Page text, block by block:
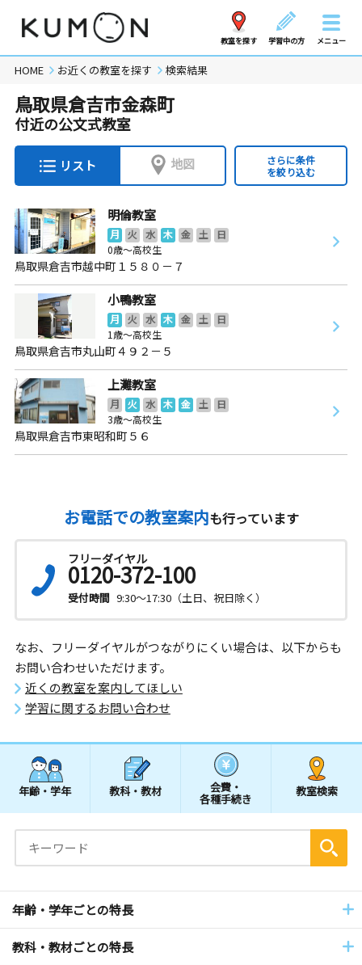
教室を探す 学習中の方 メニュー
HOME お近くの教室を探す 検索結果
鳥取県倉吉市金森町
付近の公文式教室
リスト 地図
さらに条件
を絞り込む
明倫教室
月 火 水 木 金 土
日
0歳～高校生
鳥取県倉吉市越中町１５８０－７
小鴨教室
月 火 水 木 金 土
日
1歳～高校生
鳥取県倉吉市丸山町４９２－５
上灘教室
月 火 水 木 金 土
日
3歳～高校生
鳥取県倉吉市東昭和町５６
お電話での教室案内も行っています
フリーダイヤル
0120-372-100
受付時間 9:30～17:30（土日、祝日除く）
なお、フリーダイヤルがつながりにくい場合は、以下からも
お問い合わせいただけます。
近くの教室を案内してほしい
学習に関するお問い合わせ
年齢・学年 教科・教材 会費・
各種手続き
教室検索
年齢・学年ごとの特長
教科・教材ごとの特長